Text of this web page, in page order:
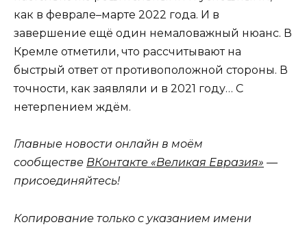
как в феврале–марте 2022 года. И в
завершение ещё один немаловажный нюанс. В
Кремле отметили, что рассчитывают на
быстрый ответ от противоположной стороны. В
точности, как заявляли и в 2021 году… С
нетерпением ждём.
Главные новости онлайн в моём
сообществе ВКонтакте «Великая Евразия» —
присоединяйтесь!
Копирование только с указанием имени